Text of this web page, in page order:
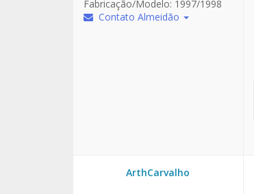
Fabricação/Modelo: 1997/1998
Contato Almeidão
ArthCarvalho